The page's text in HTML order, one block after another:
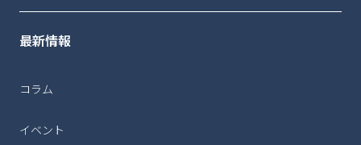
最新情報
コラム
イベント